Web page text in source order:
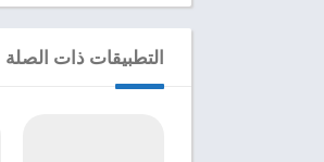
التطبيقات ذات الصلة